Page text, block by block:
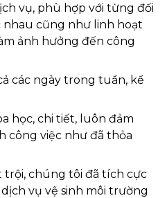
vụ, phù hợp với từng đối
cũng như linh hoạt
ảnh hưởng đến công
các ngày trong tuần, kể
học, chi tiết, luôn đảm
công việc như đã thỏa
chúng tôi đã tích cực
vụ vệ sinh môi trường